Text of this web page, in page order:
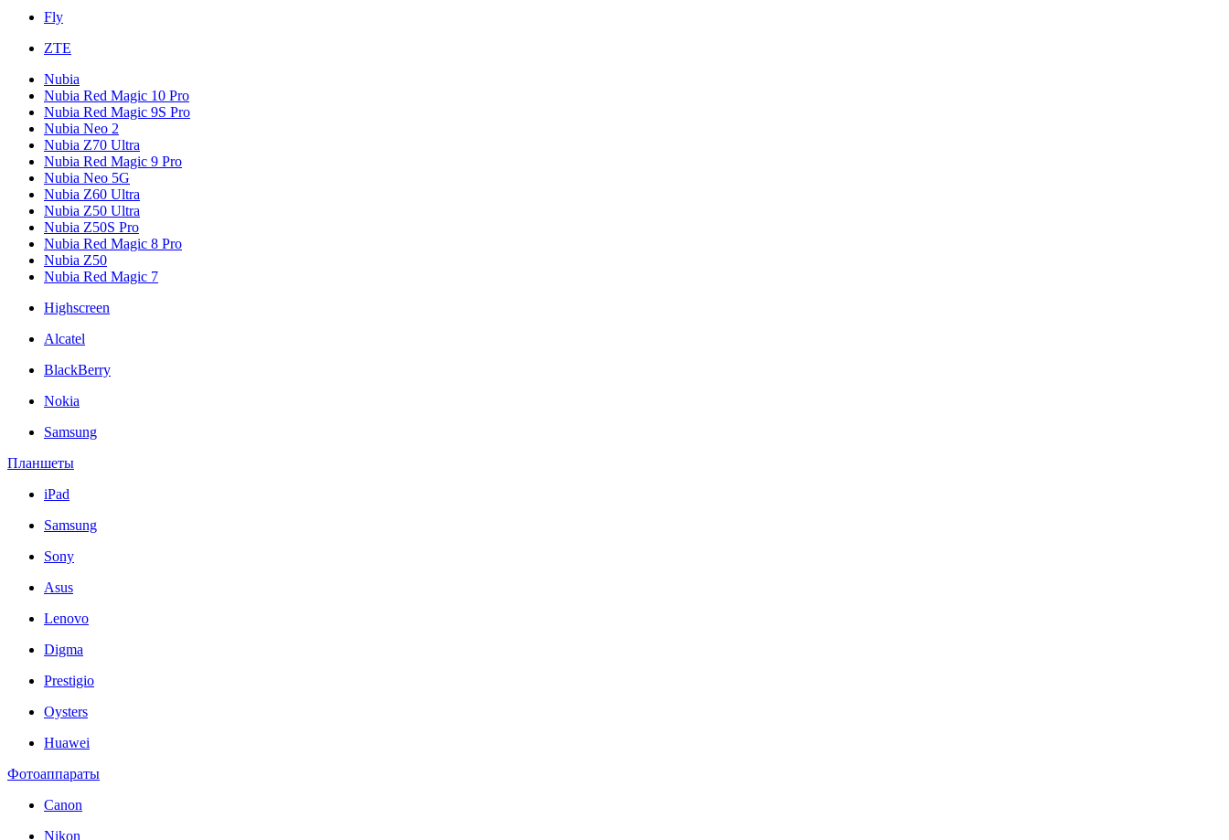
Fly
ZTE
Nubia
Nubia Red Magic 10 Pro
Nubia Red Magic 9S Pro
Nubia Neo 2
Nubia Z70 Ultra
Nubia Red Magic 9 Pro
Nubia Neo 5G
Nubia Z60 Ultra
Nubia Z50 Ultra
Nubia Z50S Pro
Nubia Red Magic 8 Pro
Nubia Z50
Nubia Red Magic 7
Highscreen
Alcatel
BlackBerry
Nokia
Samsung
Планшеты
iPad
Samsung
Sony
Asus
Lenovo
Digma
Prestigio
Oysters
Huawei
Фотоаппараты
Canon
Nikon